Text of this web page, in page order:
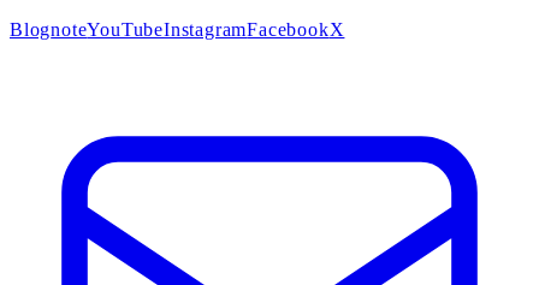
BlognoteYouTubeInstagramFacebookX